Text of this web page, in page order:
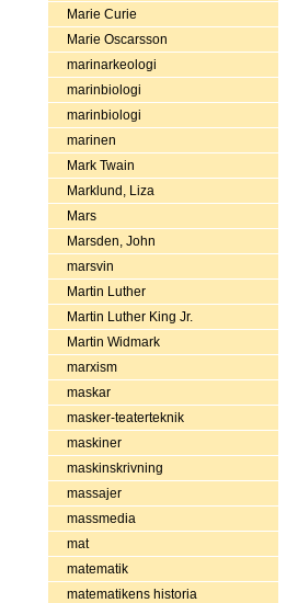
Marie Curie
Marie Oscarsson
marinarkeologi
marinbiologi
marinbiologi
marinen
Mark Twain
Marklund, Liza
Mars
Marsden, John
marsvin
Martin Luther
Martin Luther King Jr.
Martin Widmark
marxism
maskar
masker-teaterteknik
maskiner
maskinskrivning
massajer
massmedia
mat
matematik
matematikens historia